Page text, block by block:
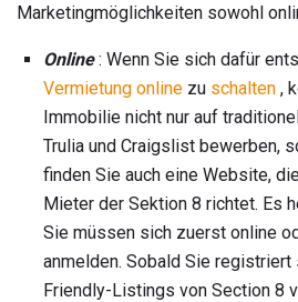
Marketingmöglichkeiten sowohl
Online: Wenn Sie sich dafür
Vermietung online zu schalten ,
Immobilie nicht nur auf
Trulia und Craigslist bewerben,
finden Sie auch eine Website,
Mieter der Sektion 8 richtet. Es
Sie müssen sich zuerst online
anmelden. Sobald Sie registriert
Friendly-Listings von Section 8